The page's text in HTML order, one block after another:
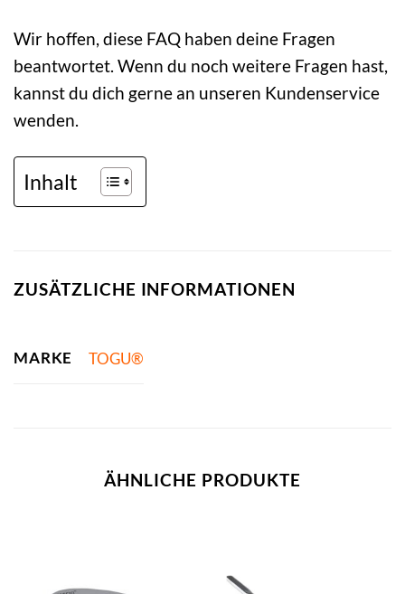
Wir hoffen, diese FAQ haben deine Fragen
beantwortet. Wenn du noch weitere Fragen hast,
kannst du dich gerne an unseren Kundenservice
wenden.
Inhalt
ZUSÄTZLICHE INFORMATIONEN
MARKE TOGU®
ÄHNLICHE PRODUKTE